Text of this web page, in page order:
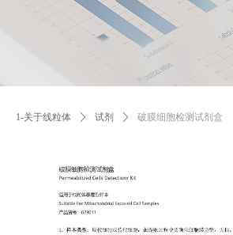
1-关于线粒体 ꄲ 试剂 ꄲ 破膜细胞检测试剂盒